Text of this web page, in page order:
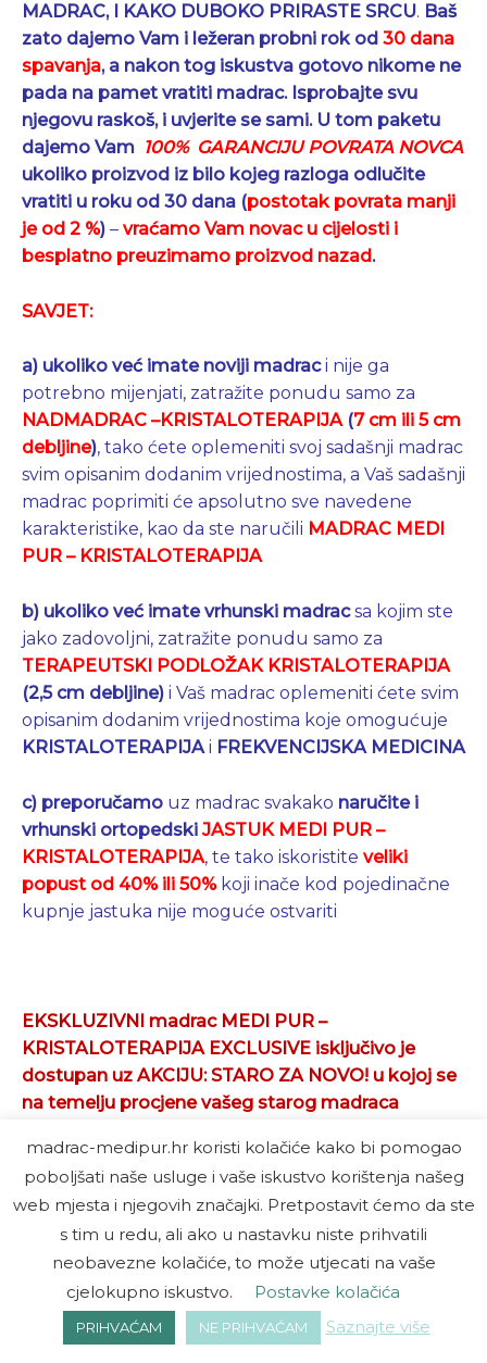
MADRAC, I KAKO DUBOKO PRIRASTE SRCU. Baš
zato dajemo Vam i ležeran probni rok od 30 dana
spavanja, a nakon tog iskustva gotovo nikome ne
pada na pamet vratiti madrac. Isprobajte svu
njegovu raskoš, i uvjerite se sami. U tom paketu
dajemo Vam 100% GARANCIJU POVRATA NOVCA
ukoliko proizvod iz bilo kojeg razloga odlučite
vratiti u roku od 30 dana (postotak povrata manji
je od 2 %) – vraćamo Vam novac u cijelosti i
besplatno preuzimamo proizvod nazad .
SAVJET:
a) ukoliko već imate noviji madraci nije ga
potrebno mijenjati, zatražite ponudu samo za
NADMADRAC –KRISTALOTERAPIJA(7 cm ili 5 cm
debljine), tako ćete oplemeniti svoj sadašnji madrac
svim opisanim dodanim vrijednostima, a Vaš sadašnji
madrac poprimiti će apsolutno sve navedene
karakteristike, kao da ste naručili MADRAC MEDI
PUR – KRISTALOTERAPIJA
b) ukoliko već imate vrhunski madracsa kojim ste
jako zadovoljni, zatražite ponudu samo za
TERAPEUTSKI PODLOŽAK KRISTALOTERAPIJA
(2,5 cm debljine) i Vaš madrac oplemeniti ćete svim
opisanim dodanim vrijednostima koje omogućuje
KRISTALOTERAPIJAi FREKVENCIJSKA MEDICINA
c) preporučamo uz madrac svakako naručite i
vrhunski ortopedski JASTUK MEDI PUR –
KRISTALOTERAPIJA, te tako iskoristite veliki
popust od 40% ili 50%koji inače kod pojedinačne
kupnje jastuka nije moguće ostvariti
EKSKLUZIVNI madrac MEDI PUR –
KRISTALOTERAPIJA EXCLUSIVE isključivo je
dostupan uz AKCIJU: STARO ZA NOVO! u kojoj se
na temelju procjene vašeg starog madraca
jednog od ČETIRI EKSKLUZIVNA modela
ortopedskih madraca sa 5 zaštitnih učinaka na
zdravlje čovjeka. Saznajte sve informacije o AKCIJI:
STARO ZA NOVO! i zamjeni vašeg starog madraca
pozivom na broj +385 95 583 5560, pošaljite upit
putem dolje priloženog obrasca ili kliknite na
gumb saznajte više.
madrac-medipur.hr koristi kolačiće kako bi pomogao
poboljšati naše usluge i vaše iskustvo korištenja našeg
web mjesta i njegovih značajki. Pretpostavit ćemo da ste
s tim u redu, ali ako u nastavku niste prihvatili
neobavezne kolačiće, to može utjecati na vaše
cjelokupno iskustvo.
Postavke kolačića
PRIHVAĆAM NE PRIHVAĆAM Saznajte više